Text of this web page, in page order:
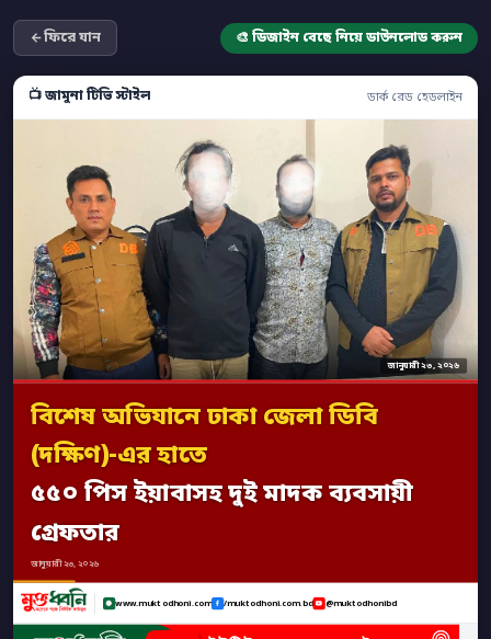
ফিরে যান 🎨 ডিজাইন বেছে নিয়ে ডাউনলোড করুন
📺 জামুনা টিভি স্টাইল ডার্ক রেড হেডলাইন
জানুয়ারী ২৩, ২০২৬
বিশেষ অভিযানে ঢাকা জেলা ডিবি
(দক্ষিণ)-এর হাতে
৫৫০ পিস ইয়াবাসহ দুই মাদক ব্যবসায়ী
গ্রেফতার
জানুয়ারী ২৩, ২০২৬
www.muktodhoni.com /muktodhoni.com.bd @muktodhonibd